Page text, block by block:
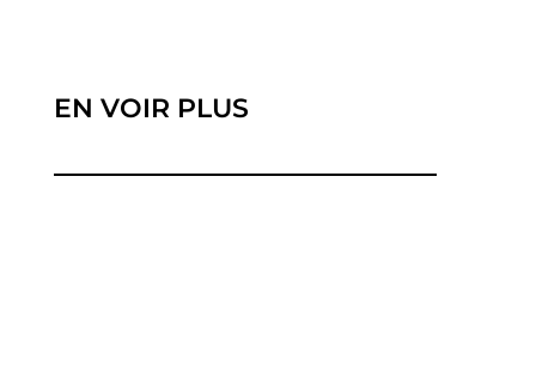
EN VOIR PLUS